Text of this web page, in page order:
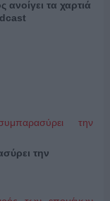
ανοίγει τα χαρτιά
την